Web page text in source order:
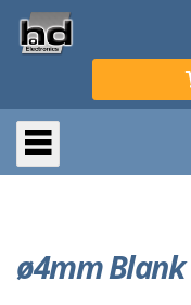
ø4mm Blank